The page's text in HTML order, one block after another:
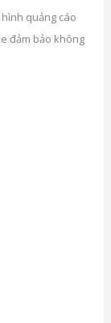
quảng cáo
đảm bảo không